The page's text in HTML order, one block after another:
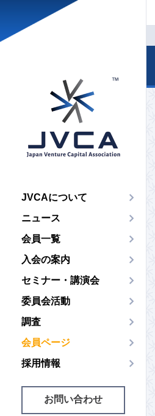
JVCAについて
ニュース
会員一覧
入会の案内
セミナー・講演会
委員会活動
調査
会員ページ
採用情報
お問い合わせ